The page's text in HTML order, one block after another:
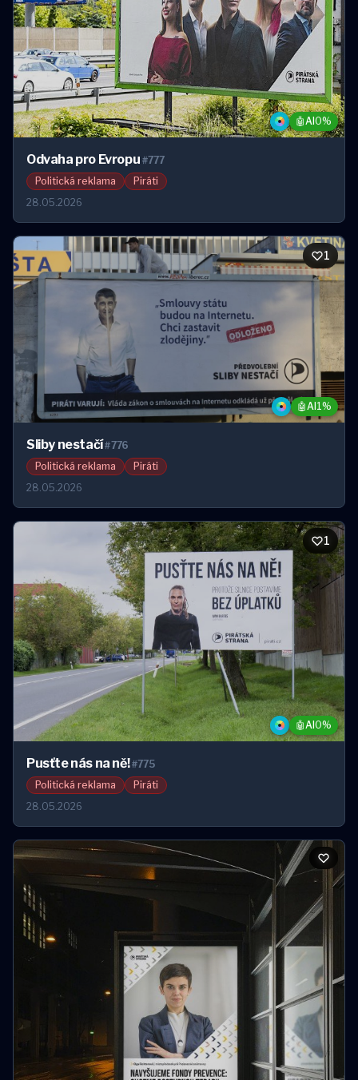
🤖AI 0%
Odvaha pro Evropu #777
Politická reklama
Piráti
28.05.2026
1
🤖AI 1%
1
Sliby nestačí#776
Politická reklama
Piráti
28.05.2026
1
🤖AI 0%
1
Pusťte nás na ně!#775
Politická reklama
Piráti
28.05.2026